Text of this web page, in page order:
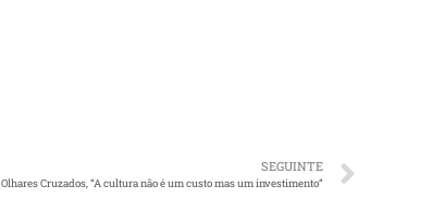
SEGUINTE
Olhares Cruzados, “A cultura não é um custo mas um investimento”